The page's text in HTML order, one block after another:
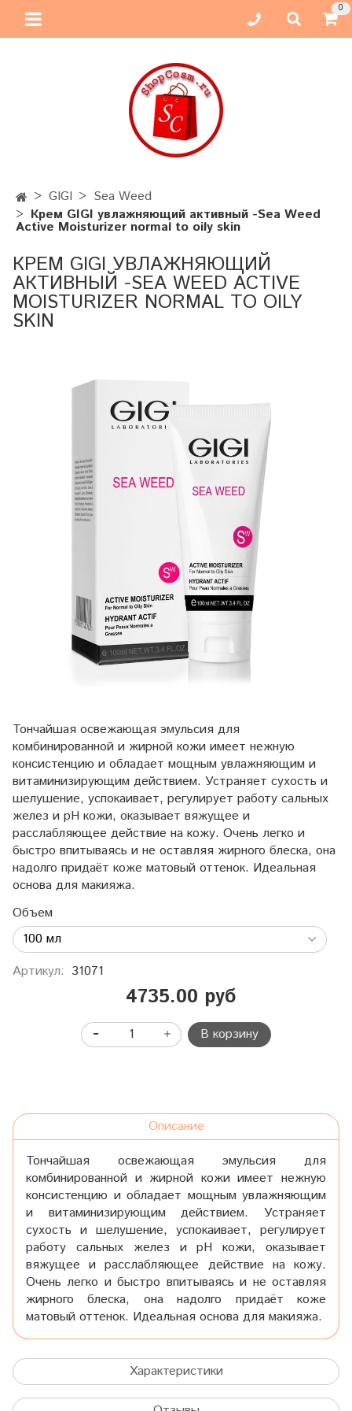
0
GIGI
Sea Weed
Крем GIGI увлажняющий активный -Sea Weed
Active Moisturizer normal to oily skin
КРЕМ GIGI УВЛАЖНЯЮЩИЙ
АКТИВНЫЙ -SEA WEED ACTIVE
MOISTURIZER NORMAL TO OILY
SKIN
Тончайшая освежающая эмульсия для
комбинированной и жирной кожи имеет нежную
консистенцию и обладает мощным увлажняющим и
витаминизирующим действием. Устраняет сухость и
шелушение, успокаивает, регулирует работу сальных
желез и рН кожи, оказывает вяжущее и
расслабляющее действие на кожу. Очень легко и
быстро впитываясь и не оставляя жирного блеска, она
надолго придаёт коже матовый оттенок. Идеальная
основа для макияжа.
Объем
Артикул: 31071
4735.00 руб
В корзину
Описание
Тончайшая освежающая эмульсия для
комбинированной и жирной кожи имеет нежную
консистенцию и обладает мощным увлажняющим
и витаминизирующим действием. Устраняет
сухость и шелушение, успокаивает, регулирует
работу сальных желез и рН кожи, оказывает
вяжущее и расслабляющее действие на кожу.
Очень легко и быстро впитываясь и не оставляя
жирного блеска, она надолго придаёт коже
матовый оттенок. Идеальная основа для макияжа.
Характеристики